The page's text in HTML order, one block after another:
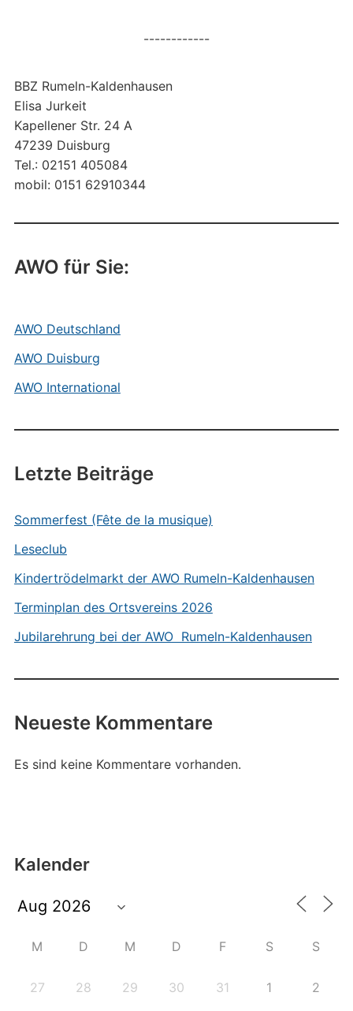
------------
BBZ Rumeln-Kaldenhausen
Elisa Jurkeit
Kapellener Str. 24 A
47239 Duisburg
Tel.: 02151 405084
mobil: 0151 62910344
AWO für Sie:
AWO Deutschland
AWO Duisburg
AWO International
Letzte Beiträge
Sommerfest (Fête de la musique)
Leseclub
Kindertrödelmarkt der AWO Rumeln-Kaldenhausen
Terminplan des Ortsvereins 2026
Jubilarehrung bei der AWO Rumeln-Kaldenhausen
Neueste Kommentare
Es sind keine Kommentare vorhanden.
Kalender
M D M D F S S
27 28 29 30 31 1 2